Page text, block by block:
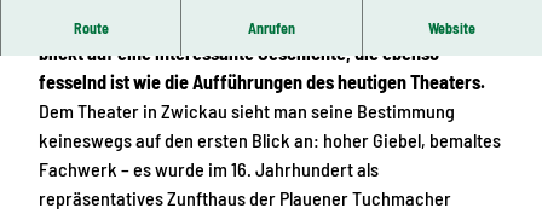
Route Anrufen Website
Jahrmarkt, Exerzierplatz, Lazarett – Das Gewandhaus
blickt auf eine interessante Geschichte, die ebenso
fesselnd ist wie die Aufführungen des heutigen Theaters.
Dem Theater in Zwickau sieht man seine Bestimmung
keineswegs auf den ersten Blick an: hoher Giebel, bemaltes
Fachwerk – es wurde im 16. Jahrhundert als
repräsentatives Zunfthaus der Plauener Tuchmacher